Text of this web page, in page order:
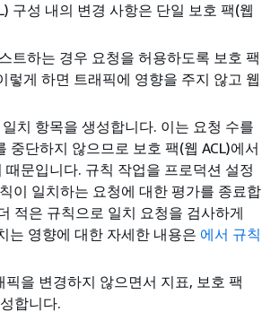
구성 내의 변경 사항은 단일 보호 팩(웹
트하는 경우 요청을 허용하도록 보호 팩
렇게 하면 트래픽에 영향을 주지 않고 웹
치 항목을 생성합니다. 이는 요청 수를
중단하지 않으므로 보호 팩(웹 ACL)에서
문입니다. 규칙 작업을 프로덕션 설정
이 일치하는 요청에 대한 평가를 종료합
적은 규칙으로 일치 요청을 검사하게
는 영향에 대한 자세한 내용은 에서 규칙
을 변경하지 않으면서 지표, 보호 팩
합니다.